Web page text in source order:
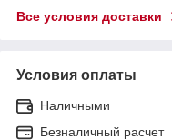
Все условия доставки
Условия оплаты
Наличными
Безналичный расчет